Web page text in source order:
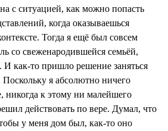
с ситуацией, как можно попасть
когда оказываешься
Тогда я ещё был совсем
со свеженародившейся семьёй,
И как-то пришло решение заняться
Поскольку я абсолютно ничего
никогда к этому ни малейшего
действовать по вере. Думал, что
у меня дом был, как-то оно